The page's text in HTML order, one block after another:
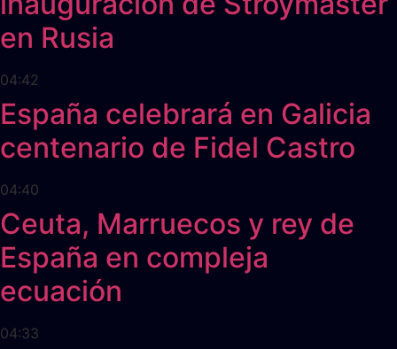
en Rusia
04:42
España celebrará en Galicia
centenario de Fidel Castro
04:40
Ceuta, Marruecos y rey de
España en compleja
ecuación
04:33